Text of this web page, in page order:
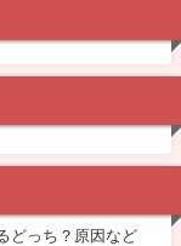
どっち？原因など